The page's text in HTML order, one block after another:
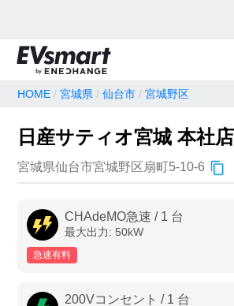
地名・観光スポット・住所で検索
充電器の種類
急速充電器のみ表示
高速道路上のみ表示
HOME 宮城県 仙台市 宮城野区
日産サティオ宮城 本社店
宮城県仙台市宮城野区扇町5-10-6
CHAdeMO急速 / 1 台
最大出力: 50kW
急速有料
200Vコンセント / 1 台